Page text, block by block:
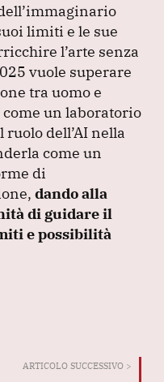
limiti e le sue
l’arte senza
vuole superare
tra uomo e
un laboratorio
dell’AI nella
come un
di
dando alla
di guidare il
e possibilità
ARTICOLO SUCCESSIVO >